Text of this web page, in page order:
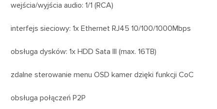
wejścia/wyjścia audio: 1/1 (RCA)
interfejs sieciowy: 1x Ethernet RJ45 10/100/1000Mbps
obsługa dysków: 1x HDD Sata III (max. 16TB)
zdalne sterowanie menu OSD kamer dzięki funkcji CoC
obsługa połączeń P2P